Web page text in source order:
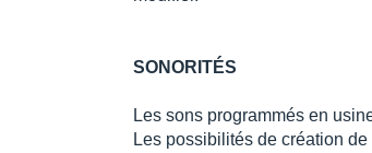
SONORITÉS
Les sons programmés en
Les possibilités de création